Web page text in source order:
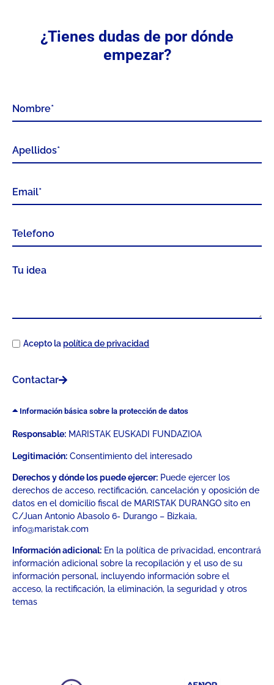
¿Tienes dudas de por dónde
empezar?
Acepto la política de privacidad
Contactar
Información básica sobre la protección de datos
Responsable: MARISTAK EUSKADI FUNDAZIOA
Legitimación: Consentimiento del interesado
Derechos y dónde los puede ejercer: Puede ejercer los
derechos de acceso, rectificación, cancelación y oposición de
datos en el domicilio fiscal de MARISTAK DURANGO sito en
C/Juan Antonio Abasolo 6- Durango – Bizkaia,
info@maristak.com
Información adicional: En la política de privacidad, encontrará
información adicional sobre la recopilación y el uso de su
información personal, incluyendo información sobre el
acceso, la rectificación, la eliminación, la seguridad y otros
temas